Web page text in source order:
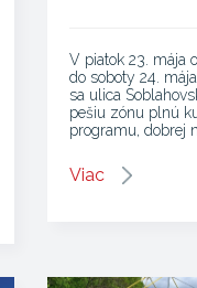
V piatok 23. mája
do soboty 24.
sa ulica
pešiu zónu plnú
programu, dobrej
Viac